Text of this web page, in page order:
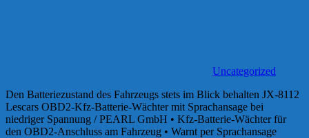
Uncategorized
Den Batteriezustand des Fahrzeugs stets im Blick behalten JX-8112
Lescars OBD2-Kfz-Batterie-Wächter mit Sprachansage bei
niedriger Spannung / PEARL GmbH • Kfz-Batterie-Wächter für
den OBD2-Anschluss am Fahrzeug • Warnt per Sprachansage